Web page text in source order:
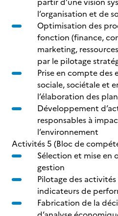
l’organisation et de
Optimisation des
fonction (finance,
marketing,
par le pilotage
Prise en compte des
sociale, sociétale et
l’élaboration des
Développement
responsables à
l’environnement
Activités 5 (Bloc de
Sélection et mise en
gestion
Pilotage des
indicateurs de
Fabrication de la